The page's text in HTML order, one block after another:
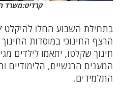
קרדיט:משרד
הרצף החינוכי במוסדות
חינוך שקלטו, יתאמו לילדים
המענים הרגשיים, הלימודיים
התלמידים.